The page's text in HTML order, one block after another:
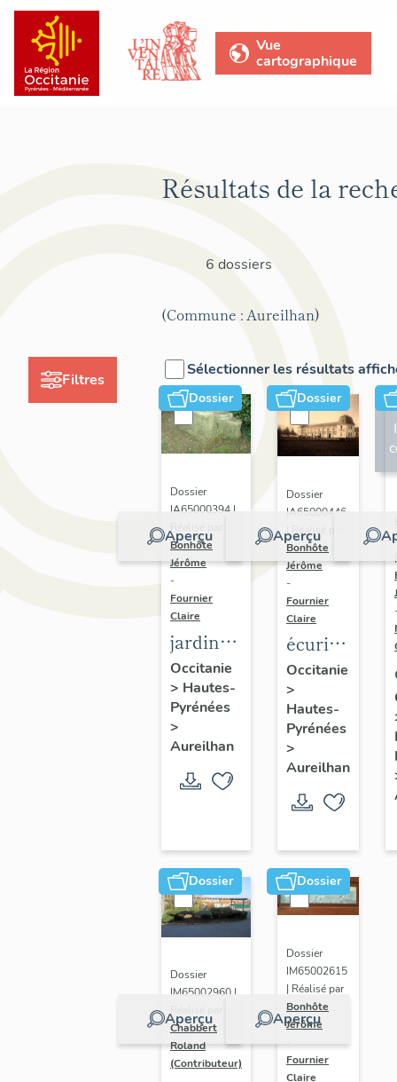
Vue
cartographique
Filtres
Résultats de la
6 dossiers
(Commune : Aureilhan)
Sélectionner les résultats
Dossier
Aperçu
Dossier
IA65000394 |
Bonhôte
Jérôme
-
Fournier
Claire
jardin
de la
villa
Oustau
Occitanie
> Hautes-
Pyrénées
>
Aureilhan
Dossier
Aperçu
Dossier
IA65000446
Bonhôte
Jérôme
-
Fournier
Claire
écuries
de la
Villa
Oustau
Occitanie
>
Hautes-
Pyrénées
>
Aureilhan
Dossier
Aperçu
Dossier
IM65002960 |
Réalisé par
Chabbert
Roland
(Contributeur)
Dossier
Aperçu
Dossier
IM65002615
| Réalisé par
Bonhôte
Jérôme
Fournier
Claire